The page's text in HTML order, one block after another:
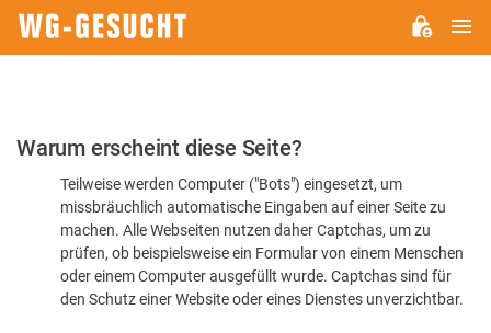
Bitte
dass
Warum erscheint diese Seite?
Teilweise werden Computer ("Bots") eingesetzt, um
missbräuchlich automatische Eingaben auf einer Seite zu
machen. Alle Webseiten nutzen daher Captchas, um zu
prüfen, ob beispielsweise ein Formular von einem Menschen
oder einem Computer ausgefüllt wurde. Captchas sind für
den Schutz einer Website oder eines Dienstes unverzichtbar.